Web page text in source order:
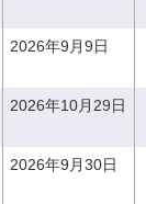
2026年9月9日
2026年10月29日
2026年9月30日